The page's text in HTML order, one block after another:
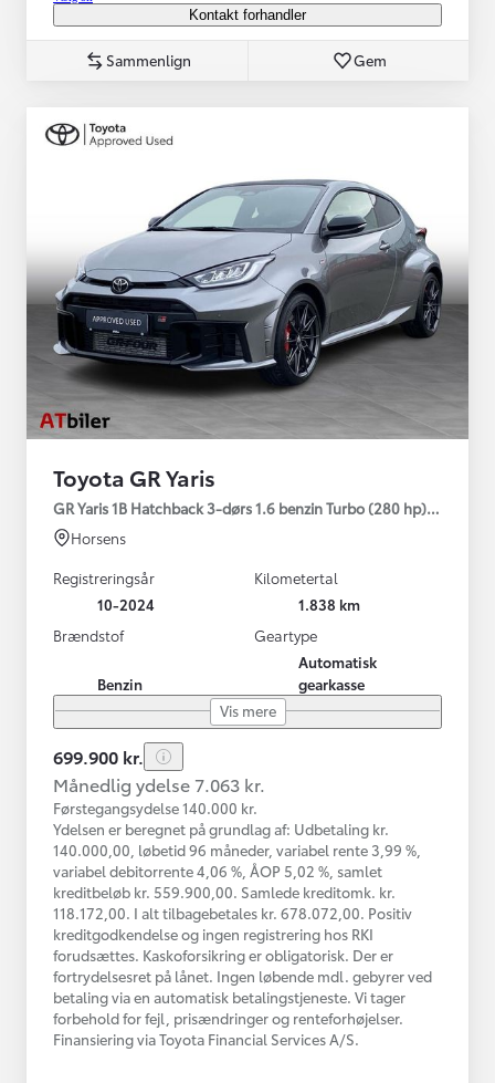
Kontakt forhandler
Sammenlign Gem
Toyota GR Yaris
GR Yaris 1B Hatchback 3-dørs 1.6 benzin Turbo (280 hp) Aut.
Horsens
Registreringsår
10-2024
Kilometertal
1.838 km
Brændstof
Benzin
Geartype
Automatisk
gearkasse
Vis mere
699.900 kr.
Månedlig ydelse 7.063 kr.
Førstegangsydelse 140.000 kr.
Ydelsen er beregnet på grundlag af: Udbetaling kr.
140.000,00, løbetid 96 måneder, variabel rente 3,99 %,
variabel debitorrente 4,06 %, ÅOP 5,02 %, samlet
kreditbeløb kr. 559.900,00. Samlede kreditomk. kr.
118.172,00. I alt tilbagebetales kr. 678.072,00. Positiv
kreditgodkendelse og ingen registrering hos RKI
forudsættes. Kaskoforsikring er obligatorisk. Der er
fortrydelsesret på lånet. Ingen løbende mdl. gebyrer ved
betaling via en automatisk betalingstjeneste. Vi tager
forbehold for fejl, prisændringer og renteforhøjelser.
Finansiering via Toyota Financial Services A/S.